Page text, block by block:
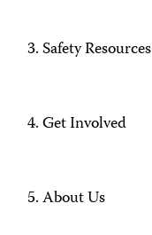
Safety Resources
Get Involved
About Us